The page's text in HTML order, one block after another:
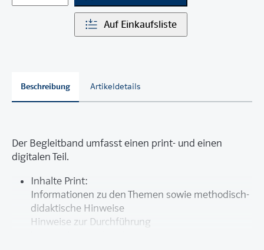
Auf Einkaufsliste
Beschreibung Artikeldetails
Der Begleitband umfasst einen print- und einen
digitalen Teil.
Inhalte Print:
Informationen zu den Themen sowie methodisch-
didaktische Hinweise
Hinweise zur Durchführung